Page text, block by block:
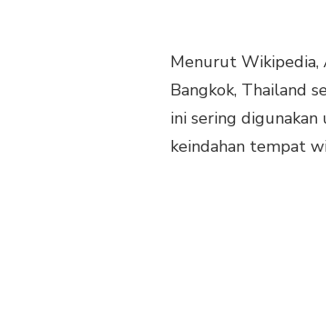
Menurut Wikipedia,
Bangkok, Thailand
ini sering
keindahan tempat